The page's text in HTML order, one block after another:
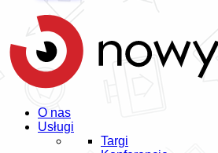
O nas
Usługi
Targi